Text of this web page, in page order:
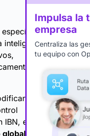
específico.
inteligencia
en
el
el
global
Impulsa la
empresa
Centraliza las
tu equipo con